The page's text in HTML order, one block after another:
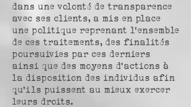
dans une volonté de transparence
avec ses clients, a mis en place
une politique reprenant l’ensemble
de ces traitements, des finalités
poursuivies par ces derniers
ainsi que des moyens d’actions à
la disposition des individus afin
qu’ils puissent au mieux exercer
leurs droits.